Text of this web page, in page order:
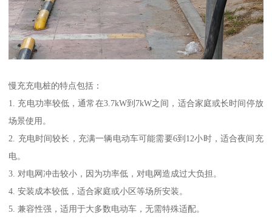
慢充充电桩的特点包括：
1. 充电功率较低，通常在3.7kW到7kW之间，适合家庭或长时间停放
场景使用。
2. 充电时间较长，充满一辆电动车可能需要6到12小时，适合夜间充
电。
3. 对电网冲击较小，因为功率低，对电网造成过大负担。
4. 安装成本较低，适合家庭或小区等场所安装。
5. 兼容性强，适用于大多数电动车，无需特殊适配。